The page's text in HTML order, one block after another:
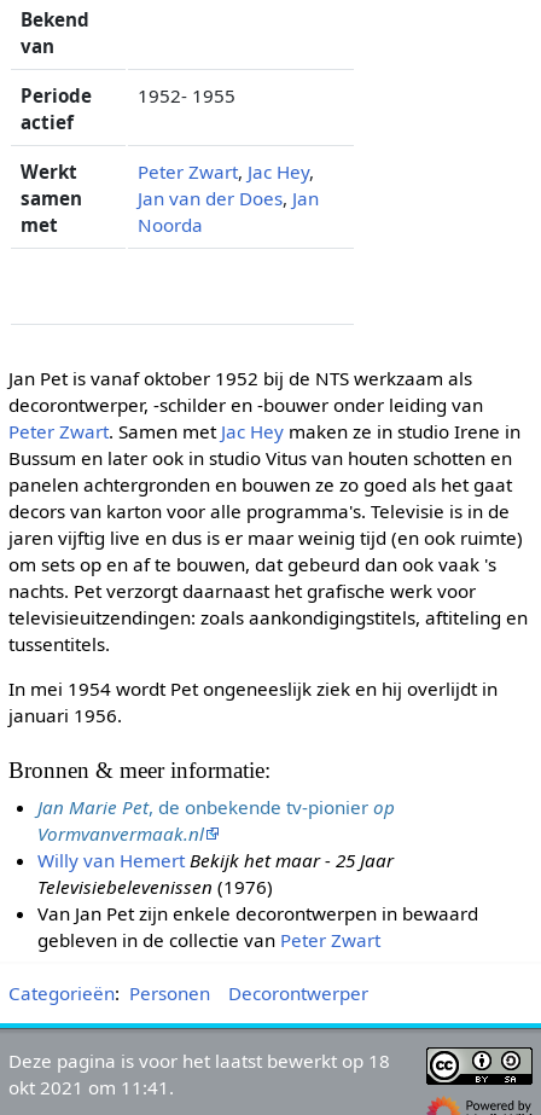
Bekend
van
Periode
actief
1952- 1955
Werkt
samen
met
Peter Zwart, Jac Hey,
Jan van der Does, Jan
Noorda
Jan Pet is vanaf oktober 1952 bij de NTS werkzaam als
decorontwerper, -schilder en -bouwer onder leiding van
Peter Zwart. Samen met Jac Heymaken ze in studio Irene in
Bussum en later ook in studio Vitus van houten schotten en
panelen achtergronden en bouwen ze zo goed als het gaat
decors van karton voor alle programma's. Televisie is in de
jaren vijftig live en dus is er maar weinig tijd (en ook ruimte)
om sets op en af te bouwen, dat gebeurd dan ook vaak 's
nachts. Pet verzorgt daarnaast het grafische werk voor
televisieuitzendingen: zoals aankondigingstitels, aftiteling en
tussentitels.
In mei 1954 wordt Pet ongeneeslijk ziek en hij overlijdt in
januari 1956.
Bronnen & meer informatie:
Jan Marie Pet, de onbekende tv-pionier op
Vormvanvermaak.nl
Willy van Hemert Bekijk het maar - 25 Jaar
Televisiebelevenissen (1976)
Van Jan Pet zijn enkele decorontwerpen in bewaard
gebleven in de collectie van Peter Zwart
Categorieën: Personen Decorontwerper
Deze pagina is voor het laatst bewerkt op 18
okt 2021 om 11:41.